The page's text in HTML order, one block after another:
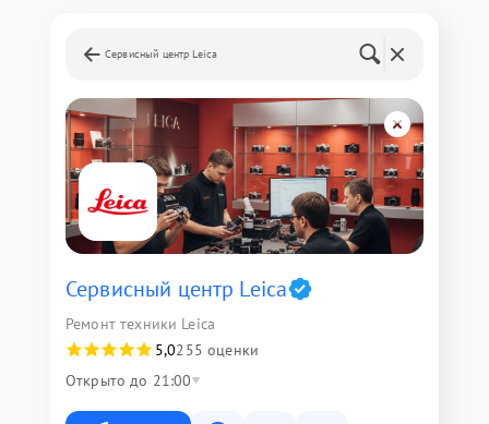
Сервисный центр Leica
Сервисный центр Leica
Ремонт техники Leica
5,0255 оценки
Открыто до 21:00